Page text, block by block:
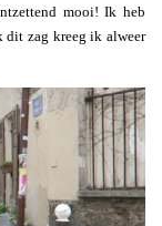
mooi! Ik heb
dit zag kreeg ik alweer